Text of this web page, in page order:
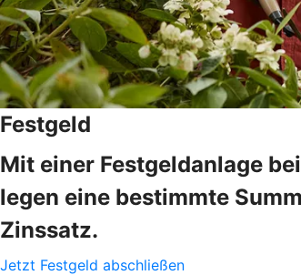
Festgeld
Mit einer Festgeldanlage
legen eine bestimmte
Zinssatz.
Jetzt Festgeld abschließen